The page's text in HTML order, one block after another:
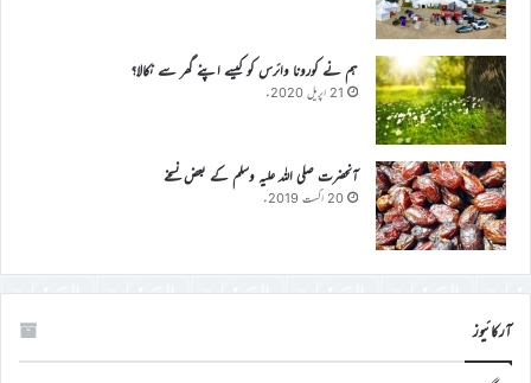
ہم نے کورونا وائرس کو کیسے اپنے گھر سے نکالا؟
21 اپریل 2020ء
آنحضرت صلی اللہ علیہ وسلم کے بعض نسخے
20 اگست 2019ء
آرکائیوز